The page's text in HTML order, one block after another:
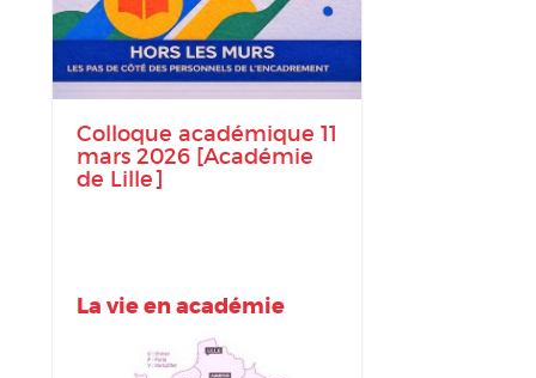
Colloque académique 11
mars 2026 [Académie
de Lille]
La vie en académie